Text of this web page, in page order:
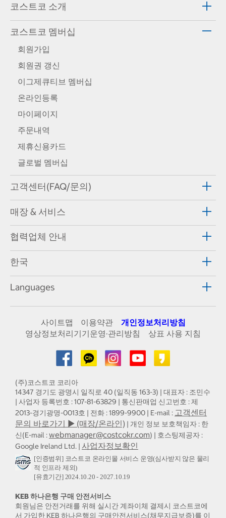
코스트코 소개
코스트코 멤버십
회원가입
회원권 갱신
이그제큐티브 멤버십
온라인등록
마이페이지
주문내역
제휴신용카드
글로벌 멤버십
고객센터(FAQ/문의)
매장 & 서비스
협력업체 안내
한국
Languages
사이트맵 이용약관
개인정보처리방침
영상정보처리기기운영·관리방침
상표 사용 지침
(주)코스트코 코리아
14347 경기도 광명시 일직로 40 (일직동 163-3) | 대표자 : 조민수
| 사업자 등록번호 : 107-81-63829 | 통신판매업 신고번호 : 제
2013-경기광명-0013호 | 전화 : 1899-9900 | E-mail : 고객센터
문의 바로가기 ▶ (매장/온라인) | 개인 정보 보호책임자 : 한
신(E-mail :webmanager@costcokr.com) | 호스팅제공자 :
Google Ireland Ltd. | 사업자정보확인
[인증범위] 코스트코 온라인몰 서비스 운영(심사받지 않은 물리
적 인프라 제외)
[유효기간] 2024.10.20 - 2027.10.19
KEB 하나은행 구매 안전서비스
회원님은 안전거래를 위해 실시간 계좌이체 결제시 코스트코에
서 가입한 KEB 하나은행의 구매안전서비스(채무지급보증)를 이